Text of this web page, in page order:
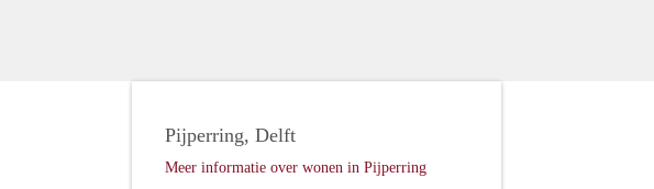
Pijperring, Delft
Meer informatie over wonen in Pijperring